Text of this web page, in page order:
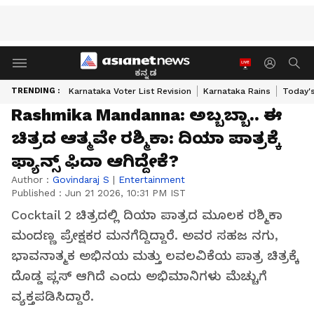
ಕನ್ನಡ
TRENDING : Karnataka Voter List Revision Karnataka Rains
Rashmika Mandanna: ಅಬ್ಬಬ್ಬಾ.. ಈ
ಚಿತ್ರದ ಆತ್ಮವೇ ರಶ್ಮಿಕಾ: ದಿಯಾ ಪಾತ್ರಕ್ಕೆ
ಫ್ಯಾನ್ಸ್ ಫಿದಾ ಆಗಿದ್ದೇಕೆ?
Author : Govindaraj S | Entertainment
Published : Jun 21 2026, 10:31 PM IST
Cocktail 2 ಚಿತ್ರದಲ್ಲಿ ದಿಯಾ ಪಾತ್ರದ ಮೂಲಕ ರಶ್ಮಿಕಾ
ಮಂದಣ್ಣ ಪ್ರೇಕ್ಷಕರ ಮನಗೆದ್ದಿದ್ದಾರೆ. ಅವರ ಸಹಜ ನಗು,
ಭಾವನಾತ್ಮಕ ಅಭಿನಯ ಮತ್ತು ಲವಲವಿಕೆಯ ಪಾತ್ರ ಚಿತ್ರಕ್ಕೆ
ದೊಡ್ಡ ಪ್ಲಸ್ ಆಗಿದೆ ಎಂದು ಅಭಿಮಾನಿಗಳು ಮೆಚ್ಚುಗೆ
ವ್ಯಕ್ತಪಡಿಸಿದ್ದಾರೆ.